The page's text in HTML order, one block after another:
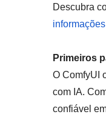
Descubra
informações
Primeiros
O ComfyUI
com IA.
confiável